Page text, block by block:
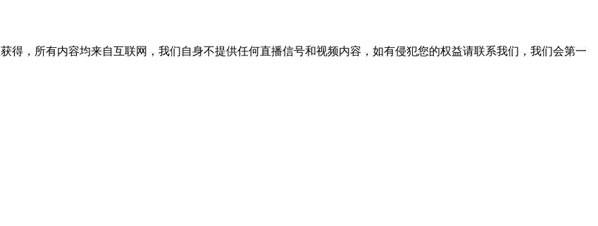
得，所有内容均来自互联网，我们自身不提供任何直播信号和视频内容，如有侵犯您的权益请联系我们，我们会第一